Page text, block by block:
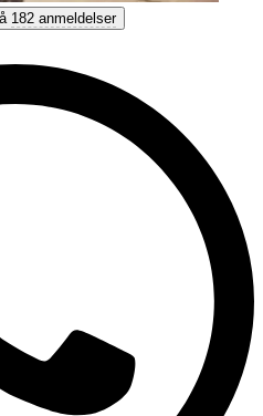
personlig rådgivning
182 anmeldelser